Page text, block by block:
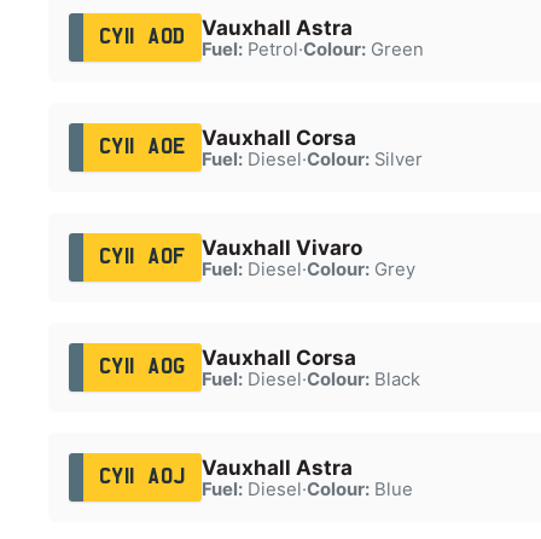
CY11 AOD Vauxhall Astra
Fuel:Petrol·Colour:Green
CY11 AOE Vauxhall Corsa
Fuel:Diesel·Colour:Silver
CY11 AOF Vauxhall Vivaro
Fuel:Diesel·Colour:Grey
CY11 AOG Vauxhall Corsa
Fuel:Diesel·Colour:Black
CY11 AOJ Vauxhall Astra
Fuel:Diesel·Colour:Blue